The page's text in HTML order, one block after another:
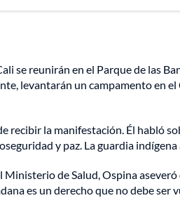
se reunirán en el Parque de las
levantarán un campamento en
recibir la manifestación. Él habló
y paz. La guardia
Ministerio de Salud, Ospina aseveró
es un derecho que no debe ser